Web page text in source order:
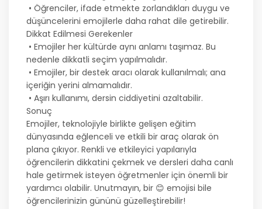
• Öğrenciler, ifade etmekte zorlandıkları duygu ve
düşüncelerini emojilerle daha rahat dile getirebilir.
Dikkat Edilmesi Gerekenler
• Emojiler her kültürde aynı anlamı taşımaz. Bu
nedenle dikkatli seçim yapılmalıdır.
• Emojiler, bir destek aracı olarak kullanılmalı; ana
içeriğin yerini almamalıdır.
• Aşırı kullanımı, dersin ciddiyetini azaltabilir.
Sonuç
Emojiler, teknolojiyle birlikte gelişen eğitim
dünyasında eğlenceli ve etkili bir araç olarak ön
plana çıkıyor. Renkli ve etkileyici yapılarıyla
öğrencilerin dikkatini çekmek ve dersleri daha canlı
hale getirmek isteyen öğretmenler için önemli bir
yardımcı olabilir. Unutmayın, bir 😊 emojisi bile
öğrencilerinizin gününü güzelleştirebilir!